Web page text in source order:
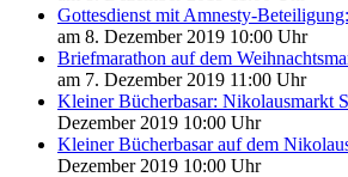
Gottesdienst mit Amnesty-
am 8. Dezember 2019 10:00 Uhr
Briefmarathon auf dem
am 7. Dezember 2019 11:00 Uhr
Kleiner Bücherbasar: Nikolausmarkt
Dezember 2019 10:00 Uhr
Kleiner Bücherbasar auf dem
Dezember 2019 10:00 Uhr